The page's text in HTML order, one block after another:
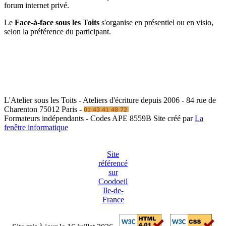
forum internet privé.
Le Face-à-face sous les Toits s'organise en présentiel ou en visio,
selon la préférence du participant.
L'Atelier sous les Toits - Ateliers d'écriture depuis 2006 - 84 rue de
Charenton 75012 Paris -
Formateurs indépendants - Codes APE 8559B Site créé parLa
fenêtre informatique
Site
référencé
sur
Coodoeil
Ile-de-
France